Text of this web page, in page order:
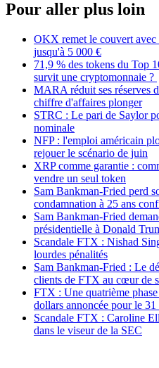
Pour aller plus loin
OKX remet le couvert avec
jusqu'à 5 000 €
71,9 % des tokens du Top
survit une cryptomonnaie ?
MARA réduit ses réserves
chiffre d'affaires plonger
STRC : Le pari de Saylor
nominale
NFP : l'emploi américain
rejouer le scénario de juin
XRP comme garantie :
vendre un seul token
Sam Bankman-Fried perd
condamnation à 25 ans
Sam Bankman-Fried
présidentielle à Donald
Scandale FTX : Nishad
lourdes pénalités
Sam Bankman-Fried : Le
clients de FTX au cœur de
FTX : Une quatrième
dollars annoncée pour le 31
Scandale FTX : Caroline
dans le viseur de la SEC